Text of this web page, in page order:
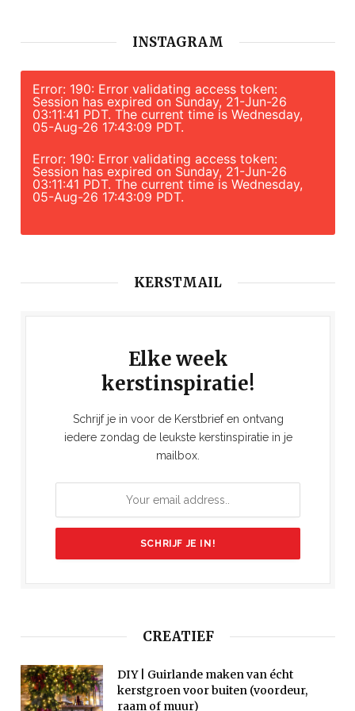
INSTAGRAM
Error: 190: Error validating access token:
Session has expired on Sunday, 21-Jun-26
03:11:41 PDT. The current time is Wednesday,
05-Aug-26 17:43:09 PDT.
Error: 190: Error validating access token:
Session has expired on Sunday, 21-Jun-26
03:11:41 PDT. The current time is Wednesday,
05-Aug-26 17:43:09 PDT.
KERSTMAIL
Elke week
kerstinspiratie!
Schrijf je in voor de Kerstbrief en ontvang
iedere zondag de leukste kerstinspiratie in je
mailbox.
CREATIEF
DIY | Guirlande maken van écht
kerstgroen voor buiten (voordeur,
raam of muur)